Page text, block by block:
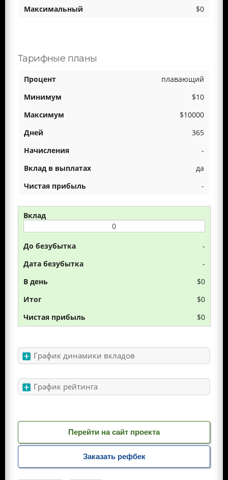
$0
Тарифные планы
плавающий
$10
$10000
365
-
да
-
-
-
$0
$0
$0
График динамики вкладов
График рейтинга
Перейти на сайт проекта
Заказать рефбек